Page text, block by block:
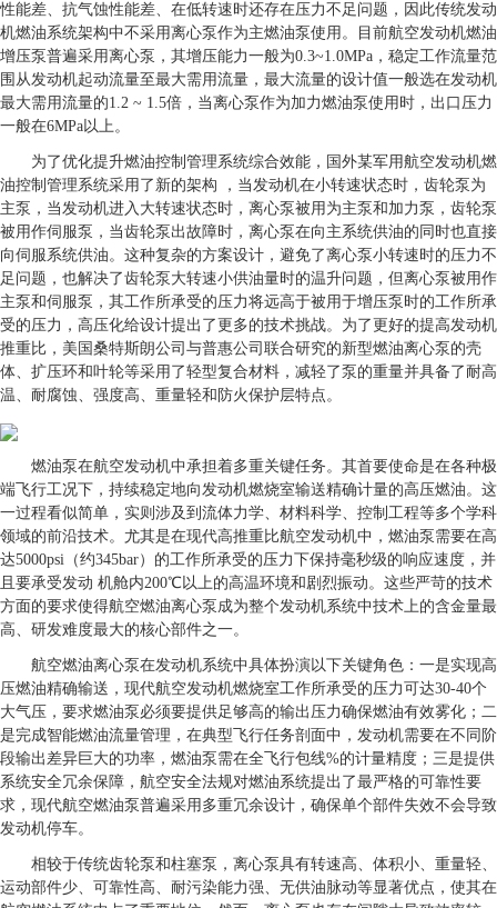
性能差、抗气蚀性能差、在低转速时还存在压力不足问题，因此传统发动
机燃油系统架构中不采用离心泵作为主燃油泵使用。目前航空发动机燃油
增压泵普遍采用离心泵，其增压能力一般为0.3~1.0MPa，稳定工作流量范
围从发动机起动流量至最大需用流量，最大流量的设计值一般选在发动机
最大需用流量的1.2 ~ 1.5倍，当离心泵作为加力燃油泵使用时，出口压力
一般在6MPa以上。
为了优化提升燃油控制管理系统综合效能，国外某军用航空发动机燃
油控制管理系统采用了新的架构 ，当发动机在小转速状态时，齿轮泵为
主泵，当发动机进入大转速状态时，离心泵被用为主泵和加力泵，齿轮泵
被用作伺服泵，当齿轮泵出故障时，离心泵在向主系统供油的同时也直接
向伺服系统供油。这种复杂的方案设计，避免了离心泵小转速时的压力不
足问题，也解决了齿轮泵大转速小供油量时的温升问题，但离心泵被用作
主泵和伺服泵，其工作所承受的压力将远高于被用于增压泵时的工作所承
受的压力，高压化给设计提出了更多的技术挑战。为了更好的提高发动机
推重比，美国桑特斯朗公司与普惠公司联合研究的新型燃油离心泵的壳
体、扩压环和叶轮等采用了轻型复合材料，减轻了泵的重量并具备了耐高
温、耐腐蚀、强度高、重量轻和防火保护层特点。
燃油泵在航空发动机中承担着多重关键任务。其首要使命是在各种极
端飞行工况下，持续稳定地向发动机燃烧室输送精确计量的高压燃油。这
一过程看似简单，实则涉及到流体力学、材料科学、控制工程等多个学科
领域的前沿技术。尤其是在现代高推重比航空发动机中，燃油泵需要在高
达5000psi（约345bar）的工作所承受的压力下保持毫秒级的响应速度，并
且要承受发动 机舱内200℃以上的高温环境和剧烈振动。这些严苛的技术
方面的要求使得航空燃油离心泵成为整个发动机系统中技术上的含金量最
高、研发难度最大的核心部件之一。
航空燃油离心泵在发动机系统中具体扮演以下关键角色：一是实现高
压燃油精确输送，现代航空发动机燃烧室工作所承受的压力可达30-40个
大气压，要求燃油泵必须要提供足够高的输出压力确保燃油有效雾化；二
是完成智能燃油流量管理，在典型飞行任务剖面中，发动机需要在不同阶
段输出差异巨大的功率，燃油泵需在全飞行包线%的计量精度；三是提供
系统安全冗余保障，航空安全法规对燃油系统提出了最严格的可靠性要
求，现代航空燃油泵普遍采用多重冗余设计，确保单个部件失效不会导致
发动机停车。
相较于传统齿轮泵和柱塞泵，离心泵具有转速高、体积小、重量轻、
运动部件少、可靠性高、耐污染能力强、无供油脉动等显著优点，使其在